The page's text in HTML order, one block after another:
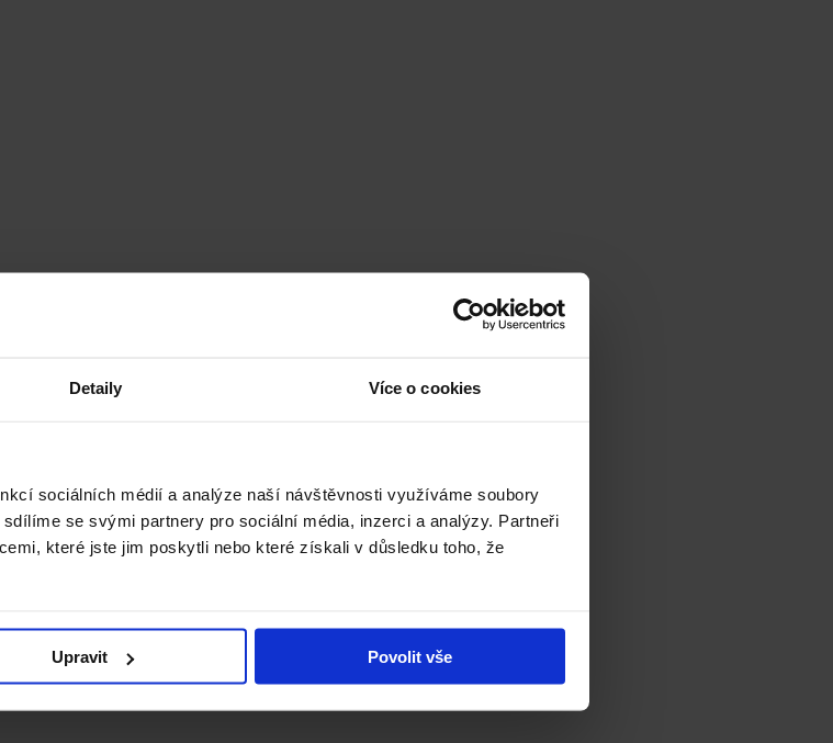
Detaily Více o cookies
sociálních médií a analýze naší návštěvnosti využíváme soubory
se svými partnery pro sociální média, inzerci a analýzy. Partneři
které jste jim poskytli nebo které získali v důsledku toho, že
Upravit Povolit vše